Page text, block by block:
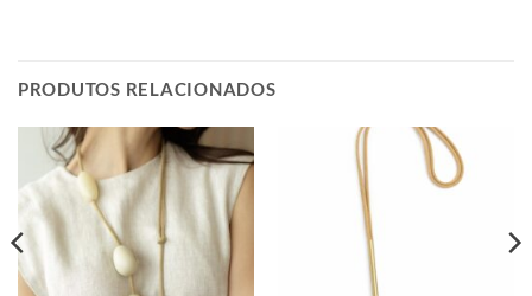
PRODUTOS RELACIONADOS